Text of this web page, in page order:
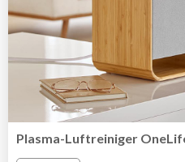
Plasma-Luftreiniger